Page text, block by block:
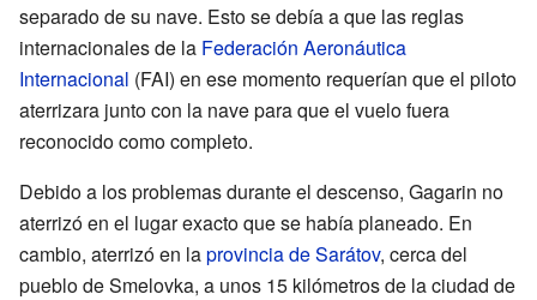
separado de su nave. Esto se debía a que las reglas
internacionales de la Federación Aeronáutica
Internacional (FAI) en ese momento requerían que el piloto
aterrizara junto con la nave para que el vuelo fuera
reconocido como completo.
Debido a los problemas durante el descenso, Gagarin no
aterrizó en el lugar exacto que se había planeado. En
cambio, aterrizó en laprovincia de Sarátov, cerca del
pueblo de Smelovka, a unos 15 kilómetros de la ciudad de